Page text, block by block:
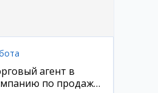
агент в
по продаже